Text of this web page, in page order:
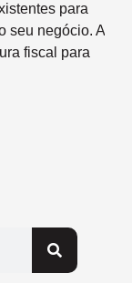
para
seu negócio. A
fiscal para